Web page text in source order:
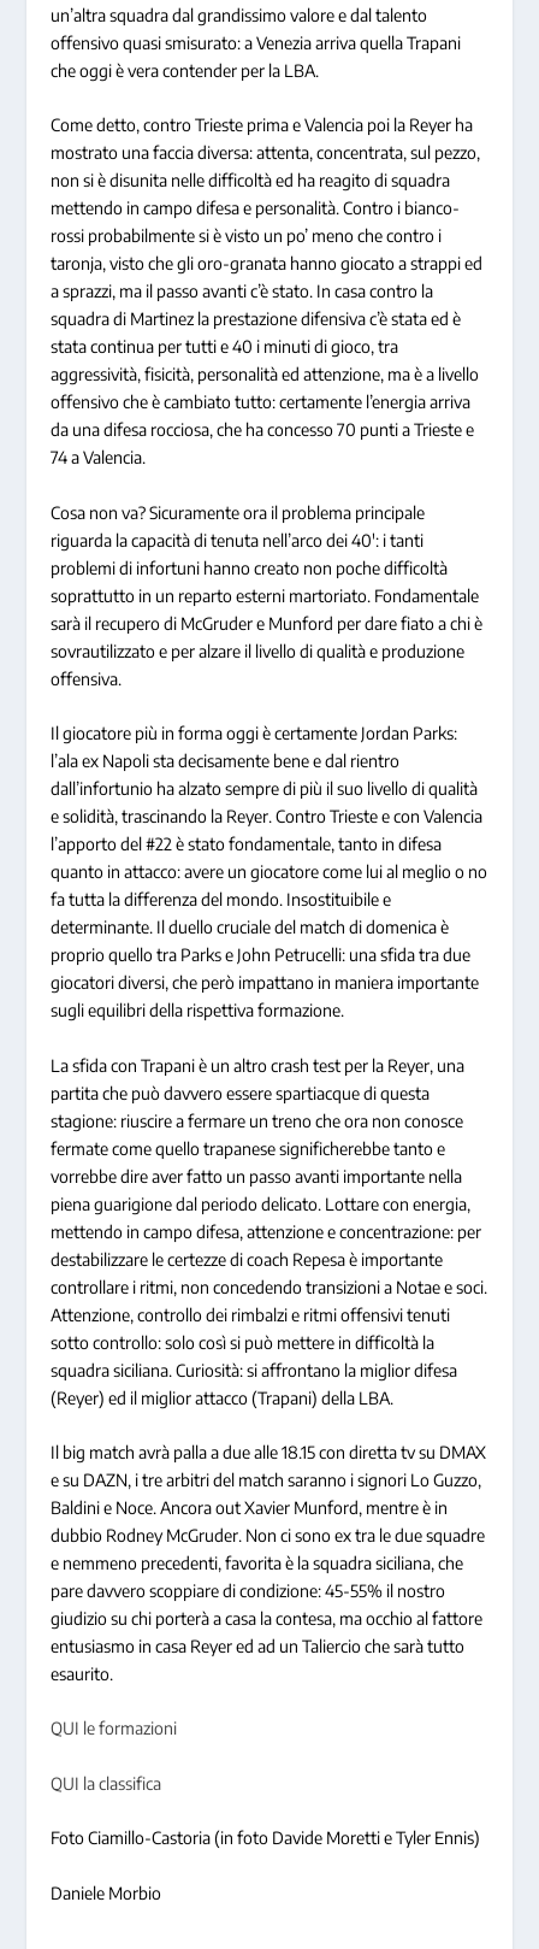
un’altra squadra dal grandissimo valore e dal talento
offensivo quasi smisurato: a Venezia arriva quella Trapani
che oggi è vera contender per la LBA.
Come detto, contro Trieste prima e Valencia poi la Reyer ha
mostrato una faccia diversa: attenta, concentrata, sul pezzo,
non si è disunita nelle difficoltà ed ha reagito di squadra
mettendo in campo difesa e personalità. Contro i bianco-
rossi probabilmente si è visto un po’ meno che contro i
taronja, visto che gli oro-granata hanno giocato a strappi ed
a sprazzi, ma il passo avanti c’è stato. In casa contro la
squadra di Martinez la prestazione difensiva c’è stata ed è
stata continua per tutti e 40 i minuti di gioco, tra
aggressività, fisicità, personalità ed attenzione, ma è a livello
offensivo che è cambiato tutto: certamente l’energia arriva
da una difesa rocciosa, che ha concesso 70 punti a Trieste e
74 a Valencia.
Cosa non va? Sicuramente ora il problema principale
riguarda la capacità di tenuta nell’arco dei 40′: i tanti
problemi di infortuni hanno creato non poche difficoltà
soprattutto in un reparto esterni martoriato. Fondamentale
sarà il recupero di McGruder e Munford per dare fiato a chi è
sovrautilizzato e per alzare il livello di qualità e produzione
offensiva.
Il giocatore più in forma oggi è certamente Jordan Parks:
l’ala ex Napoli sta decisamente bene e dal rientro
dall’infortunio ha alzato sempre di più il suo livello di qualità
e solidità, trascinando la Reyer. Contro Trieste e con Valencia
l’apporto del #22 è stato fondamentale, tanto in difesa
quanto in attacco: avere un giocatore come lui al meglio o no
fa tutta la differenza del mondo. Insostituibile e
determinante. Il duello cruciale del match di domenica è
proprio quello tra Parks e John Petrucelli: una sfida tra due
giocatori diversi, che però impattano in maniera importante
sugli equilibri della rispettiva formazione.
La sfida con Trapani è un altro crash test per la Reyer, una
partita che può davvero essere spartiacque di questa
stagione: riuscire a fermare un treno che ora non conosce
fermate come quello trapanese significherebbe tanto e
vorrebbe dire aver fatto un passo avanti importante nella
piena guarigione dal periodo delicato. Lottare con energia,
mettendo in campo difesa, attenzione e concentrazione: per
destabilizzare le certezze di coach Repesa è importante
controllare i ritmi, non concedendo transizioni a Notae e soci.
Attenzione, controllo dei rimbalzi e ritmi offensivi tenuti
sotto controllo: solo così si può mettere in difficoltà la
squadra siciliana. Curiosità: si affrontano la miglior difesa
(Reyer) ed il miglior attacco (Trapani) della LBA.
Il big match avrà palla a due alle 18.15 con diretta tv su DMAX
e su DAZN, i tre arbitri del match saranno i signori Lo Guzzo,
Baldini e Noce. Ancora out Xavier Munford, mentre è in
dubbio Rodney McGruder. Non ci sono ex tra le due squadre
e nemmeno precedenti, favorita è la squadra siciliana, che
pare davvero scoppiare di condizione: 45-55% il nostro
giudizio su chi porterà a casa la contesa, ma occhio al fattore
entusiasmo in casa Reyer ed ad un Taliercio che sarà tutto
esaurito.
QUI le formazioni
QUI la classifica
Foto Ciamillo-Castoria (in foto Davide Moretti e Tyler Ennis)
Daniele Morbio